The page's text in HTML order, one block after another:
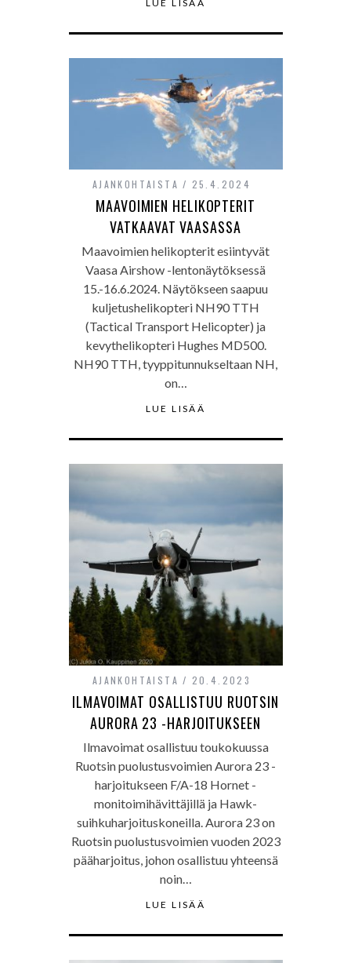
LUE LISÄÄ
AJANKOHTAISTA 25.4.2024
MAAVOIMIEN HELIKOPTERIT
VATKAAVAT VAASASSA
Maavoimien helikopterit esiintyvät
Vaasa Airshow -lentonäytöksessä
15.-16.6.2024. Näytökseen saapuu
kuljetushelikopteri NH90 TTH
(Tactical Transport Helicopter) ja
kevythelikopteri Hughes MD500.
NH90 TTH, tyyppitunnukseltaan NH,
on…
LUE LISÄÄ
AJANKOHTAISTA 20.4.2023
ILMAVOIMAT OSALLISTUU RUOTSIN
AURORA 23 -HARJOITUKSEEN
Ilmavoimat osallistuu toukokuussa
Ruotsin puolustusvoimien Aurora 23 -
harjoitukseen F/A-18 Hornet -
monitoimihävittäjillä ja Hawk-
suihkuharjoituskoneilla. Aurora 23 on
Ruotsin puolustusvoimien vuoden 2023
pääharjoitus, johon osallistuu yhteensä
noin…
LUE LISÄÄ